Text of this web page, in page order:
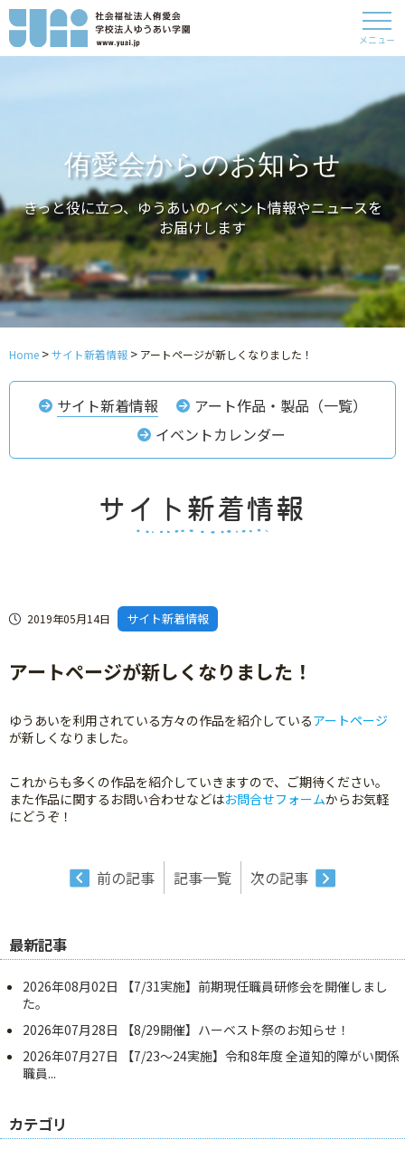
メニュー
侑愛会からのお知らせ
きっと役に立つ、ゆうあいのイベント情報やニュースを
お届けします
Home >サイト新着情報 > アートページが新しくなりました！
サイト新着情報
アート作品・製品（一覧）
イベントカレンダー
2019年05月14日 サイト新着情報
アートページが新しくなりました！
ゆうあいを利用されている方々の作品を紹介しているアートページ
が新しくなりました。
これからも多くの作品を紹介していきますので、ご期待ください。
また作品に関するお問い合わせなどはお問合せフォームからお気軽
にどうぞ！
前の記事 記事一覧 次の記事
最新記事
2026年08月02日
【7/31実施】前期現任職員研修会を開催しまし
た。
2026年07月28日
【8/29開催】ハーベスト祭のお知らせ！
2026年07月27日
【7/23～24実施】令和8年度 全道知的障がい関係
職員...
カテゴリ